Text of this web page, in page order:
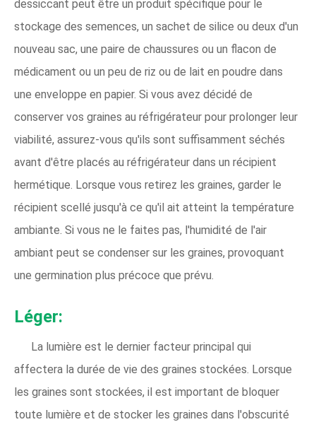
dessiccant peut être un produit spécifique pour le
stockage des semences, un sachet de silice ou deux d'un
nouveau sac, une paire de chaussures ou un flacon de
médicament ou un peu de riz ou de lait en poudre dans
une enveloppe en papier. Si vous avez décidé de
conserver vos graines au réfrigérateur pour prolonger leur
viabilité, assurez-vous qu'ils sont suffisamment séchés
avant d'être placés au réfrigérateur dans un récipient
hermétique. Lorsque vous retirez les graines, garder le
récipient scellé jusqu'à ce qu'il ait atteint la température
ambiante. Si vous ne le faites pas, l'humidité de l'air
ambiant peut se condenser sur les graines, provoquant
une germination plus précoce que prévu.
Léger:
La lumière est le dernier facteur principal qui
affectera la durée de vie des graines stockées. Lorsque
les graines sont stockées, il est important de bloquer
toute lumière et de stocker les graines dans l'obscurité